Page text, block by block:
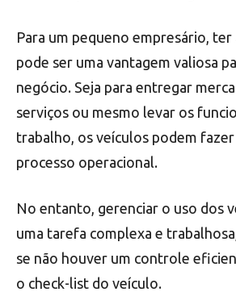
Para um pequeno empresário,
pode ser uma vantagem valiosa
negócio. Seja para entregar
serviços ou mesmo levar os
trabalho, os veículos podem
processo operacional.
No entanto, gerenciar o uso dos
uma tarefa complexa e
se não houver um controle
o check-list do veículo.